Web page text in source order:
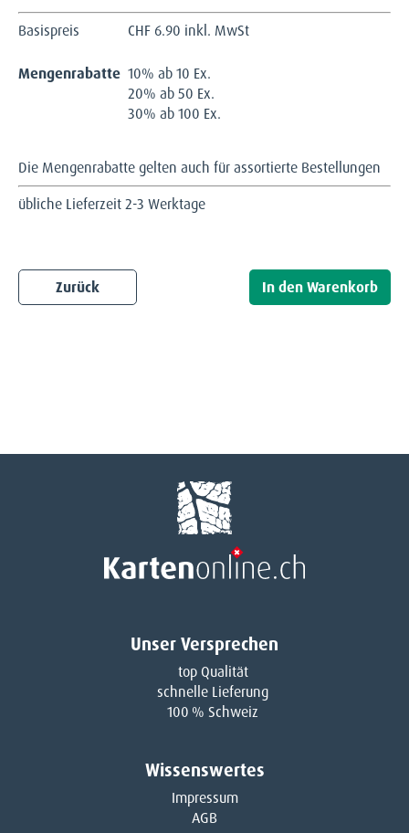
Basispreis CHF 6.90 inkl. MwSt
Mengenrabatte 10% ab 10 Ex.
20% ab 50 Ex.
30% ab 100 Ex.
Die Mengenrabatte gelten auch für assortierte Bestellungen
übliche Lieferzeit 2-3 Werktage
Zurück
Unser Versprechen
top Qualität
schnelle Lieferung
100 % Schweiz
Wissenswertes
Impressum
AGB